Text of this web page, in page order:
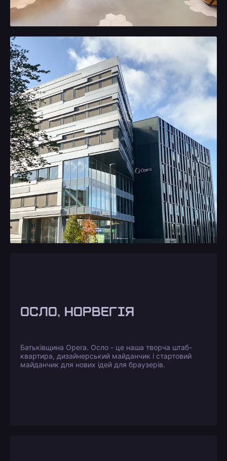
ОСЛО, НОРВЕГІЯ
Батьківщина Opera. Осло - це наша творча штаб-
квартира, дизайнерський майданчик і стартовий
майданчик для нових ідей для браузерів.